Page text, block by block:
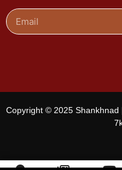
Copyright © 2025 Shankhnad